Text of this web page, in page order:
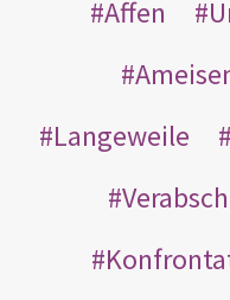
Affen
Langeweile